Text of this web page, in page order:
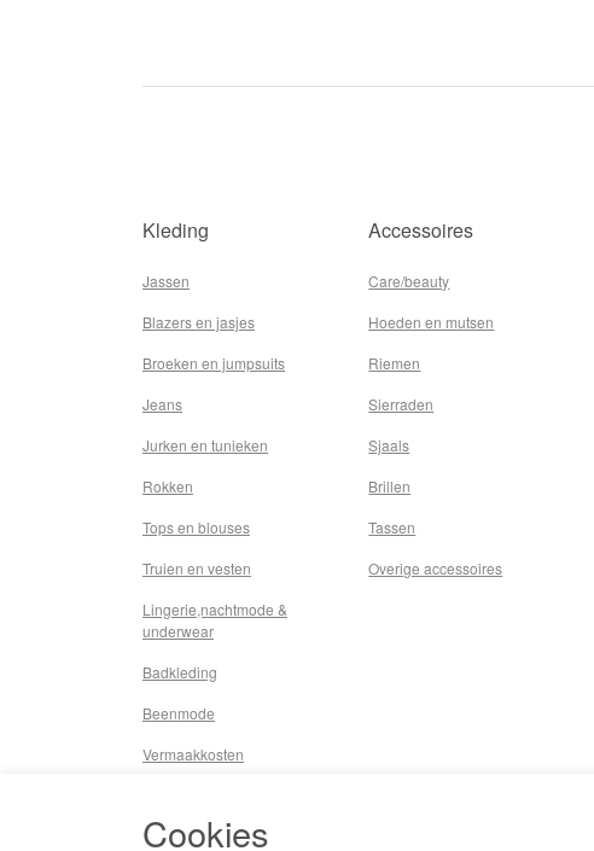
Kleding
Jassen
Blazers en jasjes
Broeken en jumpsuits
Jeans
Jurken en tunieken
Rokken
Tops en blouses
Truien en vesten
Lingerie,nachtmode &
underwear
Badkleding
Beenmode
Vermaakkosten
Overige
Accessoires
Care/beauty
Hoeden en mutsen
Riemen
Sierraden
Sjaals
Brillen
Tassen
Overige accessoires
Cookies